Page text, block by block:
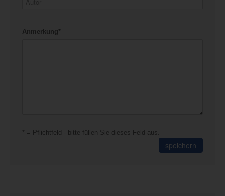
Anmerkung*
* = Pflichtfeld - bitte füllen Sie dieses Feld aus.
speichern